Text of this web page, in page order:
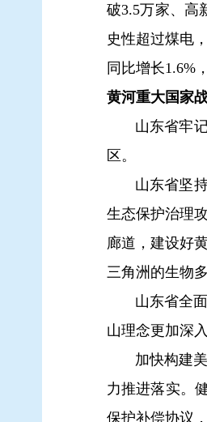
破3.5万家、高
史性超过煤电
同比增长1.6%
黄河重大国家
山东省牢记“
区。
山东省坚
生态保护治理
廊道，建设好
三角洲的生物
山东省全面
山理念更加深入
加快构建
力推进落实。
保护补偿协议